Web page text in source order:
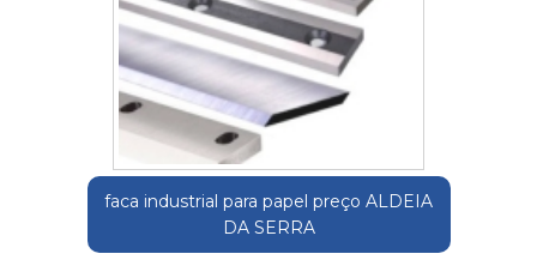
faca industrial para papel preço ALDEIA
DA SERRA